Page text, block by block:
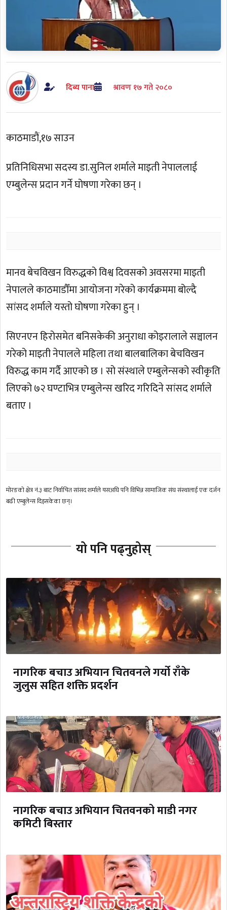
दिब्य पाना श्रावण १७ गते २०८०
काठमाडाैं,१७ साउन
प्रतिनिधिसभा सदस्य डा.सुनिल शर्माले माइती नेपाललाई
एम्बुलेन्स प्रदान गर्ने घोषणा गरेका छन् ।
मानव बेचविखन विरुद्धको विश्व दिवसको अवसरमा माइती
नेपालले काठमाडौँमा आयोजना गरेको कार्यक्रममा बोल्दै
सांसद शर्माले यस्तो घोषणा गरेका हुन् ।
सिएनएन हिरोसमेत बनिसकेकी अनुराधा कोइरालाले सञ्चालन
गरेको माइती नेपालले महिला तथा बालबालिका बेचविखन
विरुद्ध काम गर्दै आएको छ । सो संस्थाले एम्बुलेन्सको स्वीकृति
लिएको ७२ घण्टाभित्र एम्बुलेन्स खरिद गरिदिने सांसद शर्माले
बताए ।
माेरङको क्षेत्र नं.३ बाट निर्वाचित सांसद शर्माले यसअघि पनि विभिन्न सामाजिक संघ संस्थालाई एक दर्जन
बढी एम्बुलेन्स दिइसकेका छन्।
यो पनि पढ्नुहोस्
नागरिक बचाउ अभियान चितवनले गर्यो राँके
जुलुस सहित शक्ति प्रदर्शन
नागरिक बचाउ अभियान चितवनको माडी नगर
कमिटी बिस्तार